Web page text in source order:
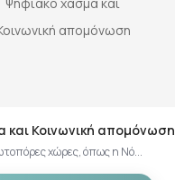
και Κοινωνική απομόνωση
χώρες, όπως η Νό...